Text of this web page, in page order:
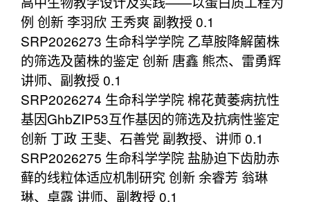
例 创新 李羽欣 王秀爽 副教授 0.1
SRP2026273 生命科学学院 乙草胺降解菌株
的筛选及菌株的鉴定 创新 唐鑫 熊杰、雷勇辉
讲师、副教授 0.1
SRP2026274 生命科学学院 棉花黄萎病抗性
基因GhbZIP53互作基因的筛选及抗病性鉴定
创新 丁政 王斐、石善党 副教授、讲师 0.1
SRP2026275 生命科学学院 盐胁迫下齿肋赤
藓的线粒体适应机制研究 创新 余睿芳 翁琳
琳、卓露 讲师、副教授 0.1